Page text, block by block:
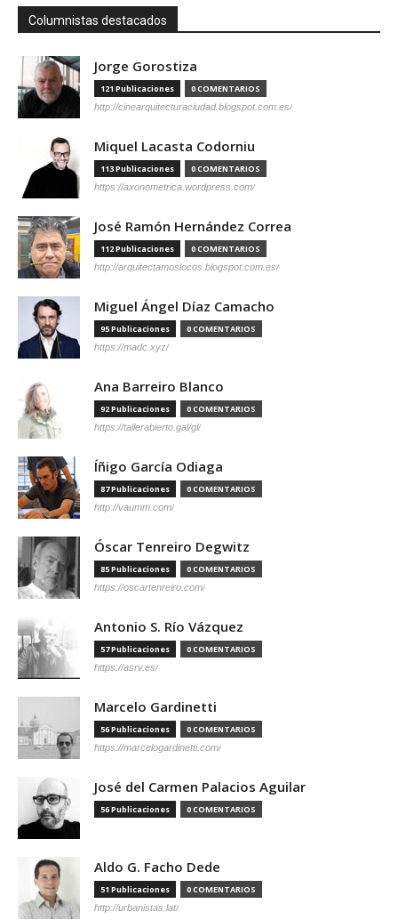
Columnistas destacados
Jorge Gorostiza
121 Publicaciones 0 COMENTARIOS
http://cinearquitecturaciudad.blogspot.com.es/
Miquel Lacasta Codorniu
113 Publicaciones 0 COMENTARIOS
https://axonometrica.wordpress.com/
José Ramón Hernández Correa
112 Publicaciones 0 COMENTARIOS
http://arquitectamoslocos.blogspot.com.es/
Miguel Ángel Díaz Camacho
95 Publicaciones 0 COMENTARIOS
https://madc.xyz/
Ana Barreiro Blanco
92 Publicaciones 0 COMENTARIOS
https://tallerabierto.gal/gl/
Íñigo García Odiaga
87 Publicaciones 0 COMENTARIOS
http://vaumm.com/
Óscar Tenreiro Degwitz
85 Publicaciones 0 COMENTARIOS
https://oscartenreiro.com/
Antonio S. Río Vázquez
57 Publicaciones 0 COMENTARIOS
https://asrv.es/
Marcelo Gardinetti
56 Publicaciones 0 COMENTARIOS
https://marcelogardinetti.com/
José del Carmen Palacios Aguilar
56 Publicaciones 0 COMENTARIOS
Aldo G. Facho Dede
51 Publicaciones 0 COMENTARIOS
http://urbanistas.lat/